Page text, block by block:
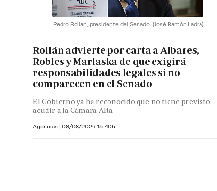
Pedro Rollán, presidente del Senado. (José Ramón Ladra)
Rollán advierte por carta a Albares,
Robles y Marlaska de que exigirá
responsabilidades legales si no
comparecen en el Senado
El Gobierno ya ha reconocido que no tiene previsto
acudir a la Cámara Alta
Agencias | 08/08/2026 15:40h.